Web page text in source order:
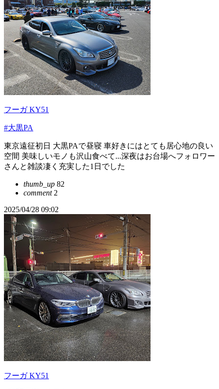
フーガ KY51
#大黒PA
東京遠征初日 大黒PAで昼寝 車好きにはとても居心地の良い
空間 美味しいモノも沢山食べて...深夜はお台場へフォロワー
さんと雑談凄く充実した1日でした
thumb_up 82
comment2
2025/04/28 09:02
フーガ KY51